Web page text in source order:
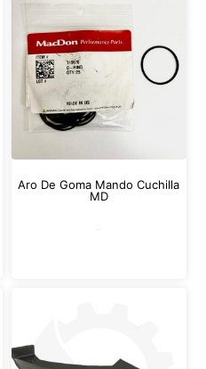
Aro De Goma Mando Cuchilla
MD